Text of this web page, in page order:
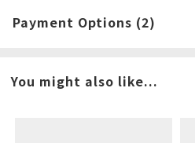
Payment Options (2)
You might also like...